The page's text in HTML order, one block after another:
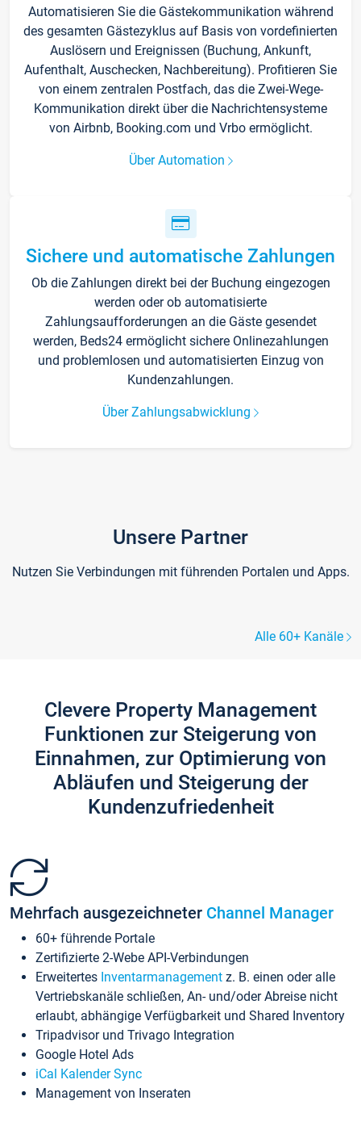
Automatisieren Sie die Gästekommunikation während
des gesamten Gästezyklus auf Basis von vordefinierten
Auslösern und Ereignissen (Buchung, Ankunft,
Aufenthalt, Auschecken, Nachbereitung). Profitieren Sie
von einem zentralen Postfach, das die Zwei-Wege-
Kommunikation direkt über die Nachrichtensysteme
von Airbnb, Booking.com und Vrbo ermöglicht.
Über Automation
Sichere und automatische Zahlungen
Ob die Zahlungen direkt bei der Buchung eingezogen
werden oder ob automatisierte
Zahlungsaufforderungen an die Gäste gesendet
werden, Beds24 ermöglicht sichere Onlinezahlungen
und problemlosen und automatisierten Einzug von
Kundenzahlungen.
Über Zahlungsabwicklung
Unsere Partner
Nutzen Sie Verbindungen mit führenden Portalen und Apps.
Alle 60+ Kanäle
Clevere Property Management
Funktionen zur Steigerung von
Einnahmen, zur Optimierung von
Abläufen und Steigerung der
Kundenzufriedenheit
Mehrfach ausgezeichneter Channel Manager
60+ führende Portale
Zertifizierte 2-Webe API-Verbindungen
Erweitertes Inventarmanagement z. B. einen oder alle
Vertriebskanäle schließen, An- und/oder Abreise nicht
erlaubt, abhängige Verfügbarkeit und Shared Inventory
Tripadvisor und Trivago Integration
Google Hotel Ads
iCal Kalender Sync
Management von Inseraten